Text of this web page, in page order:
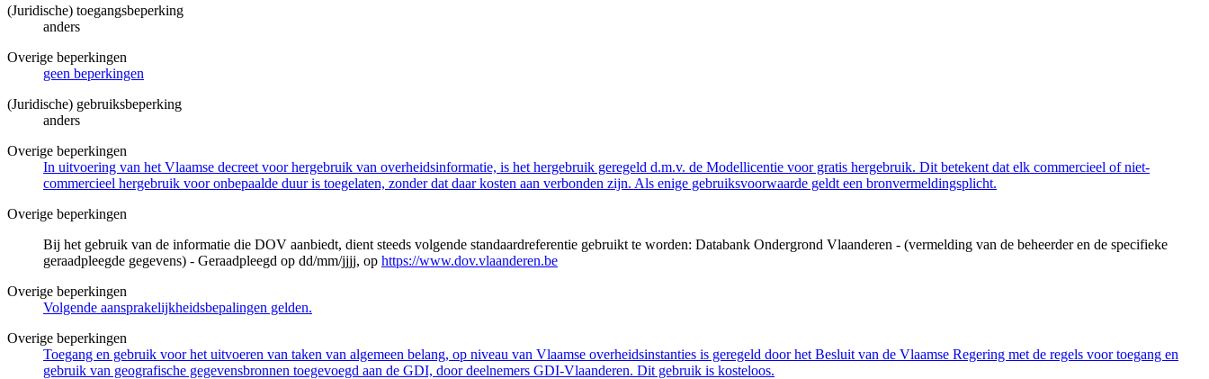
(Juridische) toegangsbeperking
anders
Overige beperkingen
geen beperkingen
(Juridische) gebruiksbeperking
anders
Overige beperkingen
In uitvoering van het Vlaamse decreet voor hergebruik van overheidsinformatie, is het hergebruik geregeld d.m.v. de Modellicentie voor gratis hergebruik. Dit betekent dat elk commercieel of niet-
commercieel hergebruik voor onbepaalde duur is toegelaten, zonder dat daar kosten aan verbonden zijn. Als enige gebruiksvoorwaarde geldt een bronvermeldingsplicht.
Overige beperkingen
Bij het gebruik van de informatie die DOV aanbiedt, dient steeds volgende standaardreferentie gebruikt te worden: Databank Ondergrond Vlaanderen - (vermelding van de beheerder en de specifieke
geraadpleegde gegevens) - Geraadpleegd op dd/mm/jjjj, op https://www.dov.vlaanderen.be
Overige beperkingen
Volgende aansprakelijkheidsbepalingen gelden.
Overige beperkingen
Toegang en gebruik voor het uitvoeren van taken van algemeen belang, op niveau van Vlaamse overheidsinstanties is geregeld door het Besluit van de Vlaamse Regering met de regels voor toegang en
gebruik van geografische gegevensbronnen toegevoegd aan de GDI, door deelnemers GDI-Vlaanderen. Dit gebruik is kosteloos.